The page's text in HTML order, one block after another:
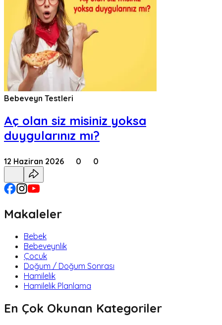
Bebeveyn Testleri
Aç olan siz misiniz yoksa
duygularınız mı?
12 Haziran 2026 0 0
Makaleler
Bebek
Bebeveynlik
Çocuk
Doğum / Doğum Sonrası
Hamilelik
Hamilelik Planlama
En Çok Okunan Kategoriler